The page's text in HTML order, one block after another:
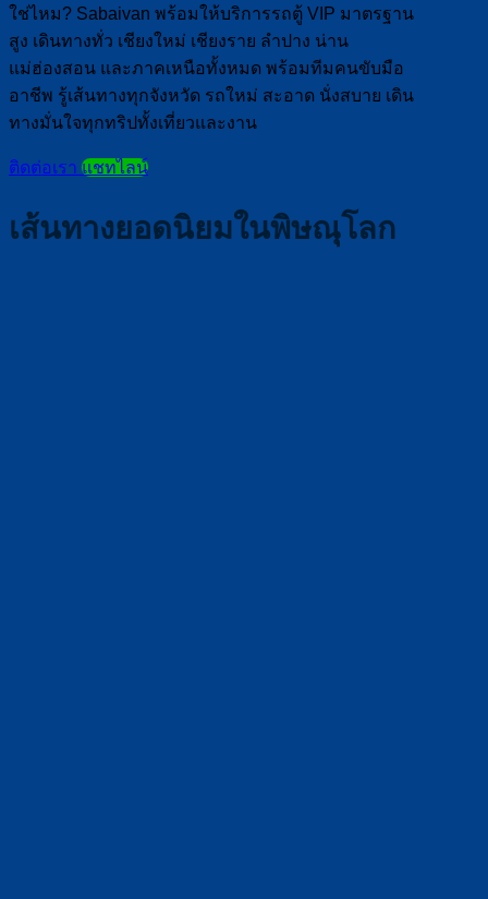
ใช่ไหม? Sabaivan พร้อมให้บริการรถตู้ VIP มาตรฐาน
สูง เดินทางทั่ว เชียงใหม่ เชียงราย ลำปาง น่าน
แม่ฮ่องสอน และภาคเหนือทั้งหมด พร้อมทีมคนขับมือ
อาชีพ รู้เส้นทางทุกจังหวัด รถใหม่ สะอาด นั่งสบาย เดิน
ทางมั่นใจทุกทริปทั้งเที่ยวและงาน
ติดต่อเรา แชทไลน์
เส้นทางยอดนิยมในพิษณุโลก